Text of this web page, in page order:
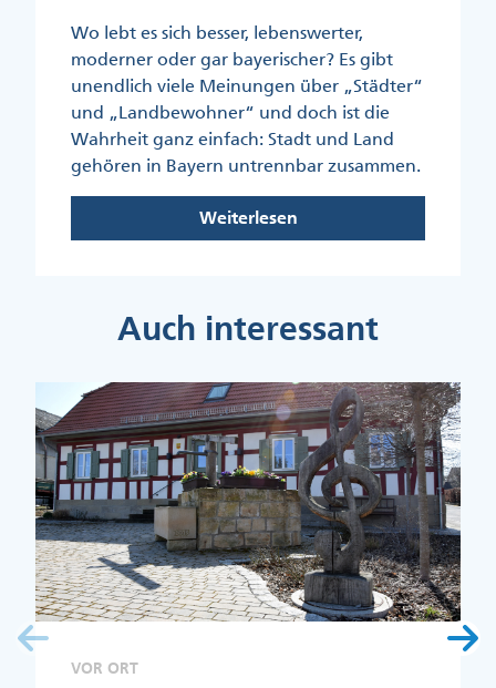
Wo lebt es sich besser, lebenswerter,
moderner oder gar bayerischer? Es gibt
unendlich viele Meinungen über „Städter“
und „Landbewohner“ und doch ist die
Wahrheit ganz einfach: Stadt und Land
gehören in Bayern untrennbar zusammen.
Weiterlesen
Auch interessant
VOR ORT